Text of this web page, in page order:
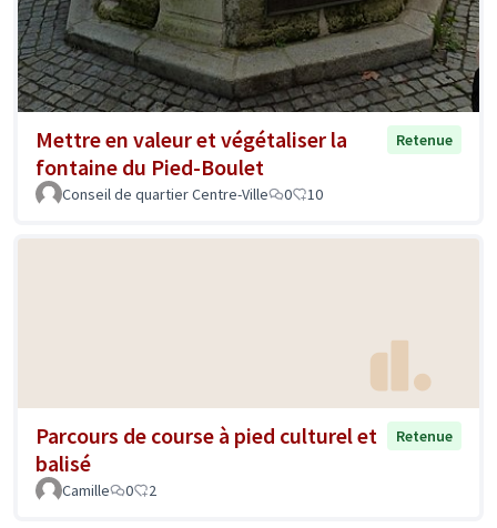
Mettre en valeur et végétaliser la
fontaine du Pied-Boulet
Retenue
Conseil de quartier Centre-Ville 0 10
Parcours de course à pied culturel et
balisé
Retenue
Camille 0 2